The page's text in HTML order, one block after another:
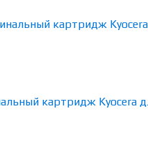
картридж Kyocera